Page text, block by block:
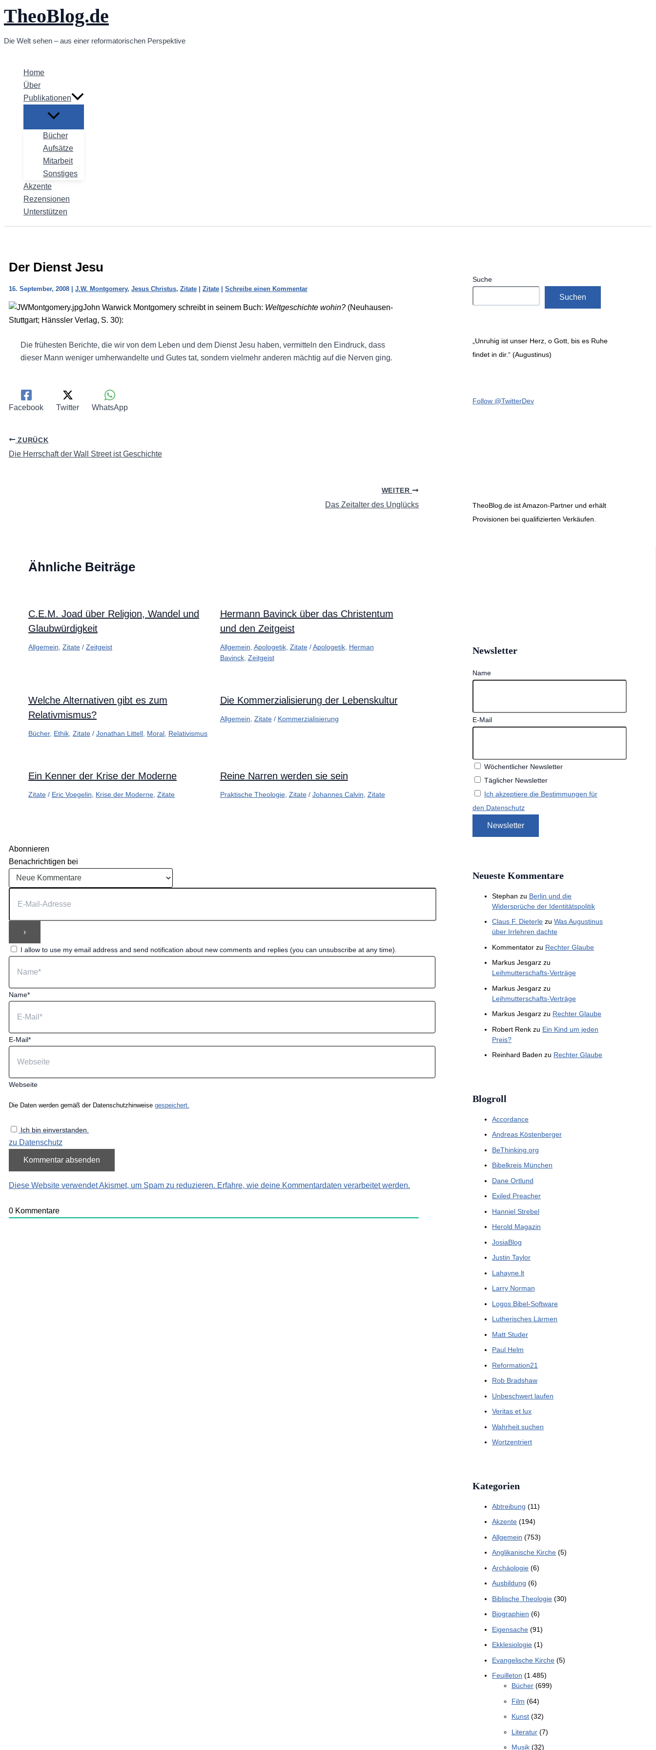
Zum
Inhalt
TheoBlog.de
Die Welt sehen – aus einer reformatorischen Perspektive
Home
Über
Publikationen
Bücher
Aufsätze
Mitarbeit
Sonstiges
Akzente
Rezensionen
Unterstützen
Der Dienst Jesu
16. September, 2008 | J.W. Montgomery, Jesus Christus, Zitate | Zitate | Schreibe einen Kommentar
John Warwick Montgomery schreibt in seinem Buch: Weltgeschichte wohin? (Neuhausen-
Stuttgart; Hänssler Verlag, S. 30):
Die frühesten Berichte, die wir von dem Leben und dem Dienst Jesu haben, vermitteln den Eindruck, dass
dieser Mann weniger umherwandelte und Gutes tat, sondern vielmehr anderen mächtig auf die Nerven ging.
Facebook Twitter WhatsApp
ZURÜCK
Die Herrschaft der Wall Street ist Geschichte
WEITER
Das Zeitalter des Unglücks
Ähnliche Beiträge
C.E.M. Joad über Religion, Wandel und
Glaubwürdigkeit
Allgemein Zitate / Zeitgeist
Hermann Bavinck über das Christentum
und den Zeitgeist
Allgemein Apologetik, Zitate/Apologetik, Herman
Bavinck, Zeitgeist
Welche Alternativen gibt es zum
Relativmismus?
Bücher, Ethik Zitate / Jonathan Littell Moral Relativismus
Die Kommerzialisierung der Lebenskultur
Allgemein Zitate/ Kommerzialisierung
Ein Kenner der Krise der Moderne
Zitate / Eric Voegelin Krise der Moderne Zitate
Reine Narren werden sie sein
Praktische Theologie, Zitate/ Johannes Calvin Zitate
Abonnieren
Benachrichtigen bei
I allow to use my email address and send notification about new comments and replies (you can unsubscribe at any time).
Name*
E-Mail*
Webseite
Die Daten werden gemäß der Datenschutzhinweise gespeichert.
Ich bin einverstanden.
zu Datenschutz
Diese Website verwendet Akismet, um Spam zu reduzieren. Erfahre, wie deine Kommentardaten verarbeitet werden.
0 Kommentare
Suche
Suchen
„Unruhig ist unser Herz, o Gott, bis es Ruhe
findet in dir.“ (Augustinus)
Follow @TwitterDev
TheoBlog.de ist Amazon-Partner und erhält
Provisionen bei qualifizierten Verkäufen.
Newsletter
Name
E-Mail
Wöchentlicher Newsletter
Täglicher Newsletter
Ich akzeptiere die Bestimmungen für
den Datenschutz
Neueste Kommentare
Stephan zu Berlin und die
Widersprüche der Identitätspolitik
Claus F. Dieterle zu Was Augustinus
über Irrlehren dachte
Kommentator zu Rechter Glaube
Markus Jesgarz zu
Leihmutterschafts-Verträge
Markus Jesgarz zu
Leihmutterschafts-Verträge
Markus Jesgarz zu Rechter Glaube
Robert Renk zu Ein Kind um jeden
Preis?
Reinhard Baden zu Rechter Glaube
Blogroll
Accordance
Andreas Köstenberger
BeThinking.org
Bibelkreis München
Dane Ortlund
Exiled Preacher
Hanniel Strebel
Herold Magazin
JosiaBlog
Justin Taylor
Lahayne.lt
Larry Norman
Logos Bibel-Software
Lutherisches Lärmen
Matt Studer
Paul Helm
Reformation21
Rob Bradshaw
Unbeschwert laufen
Veritas et lux
Wahrheit suchen
Wortzentriert
Kategorien
Abtreibung (11)
Akzente (194)
Allgemein (753)
Anglikanische Kirche (5)
Archäologie (6)
Ausbildung (6)
Biblische Theologie (30)
Biographien (6)
Eigensache (91)
Ekklesiologie (1)
Evangelische Kirche (5)
Feuilleton (1.485)
Bücher (699)
Film (64)
Kunst (32)
Literatur (7)
Musik (32)